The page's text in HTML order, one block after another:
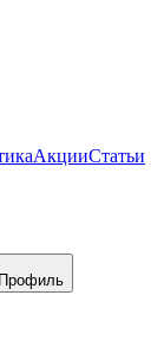
АкцииСтатьи
Профиль